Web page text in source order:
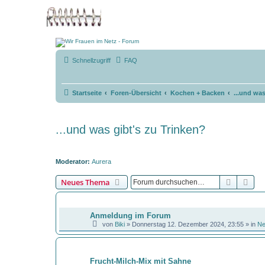
Schnellzugriff FAQ
Startseite Foren-Übersicht Kochen + Backen ...und
...und was gibt's zu Trinken?
Moderator: Aurera
Neues Thema Suche
Anmeldung im Forum
von Biki» Donnerstag 12. Dezember 2024, 23:55» in
Frucht-Milch-Mix mit Sahne